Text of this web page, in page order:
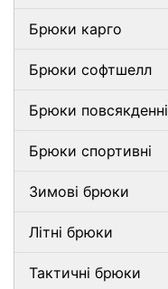
Брюки карго
Брюки софтшелл
Брюки повсякденні
Брюки спортивні
Зимові брюки
Літні брюки
Тактичні брюки